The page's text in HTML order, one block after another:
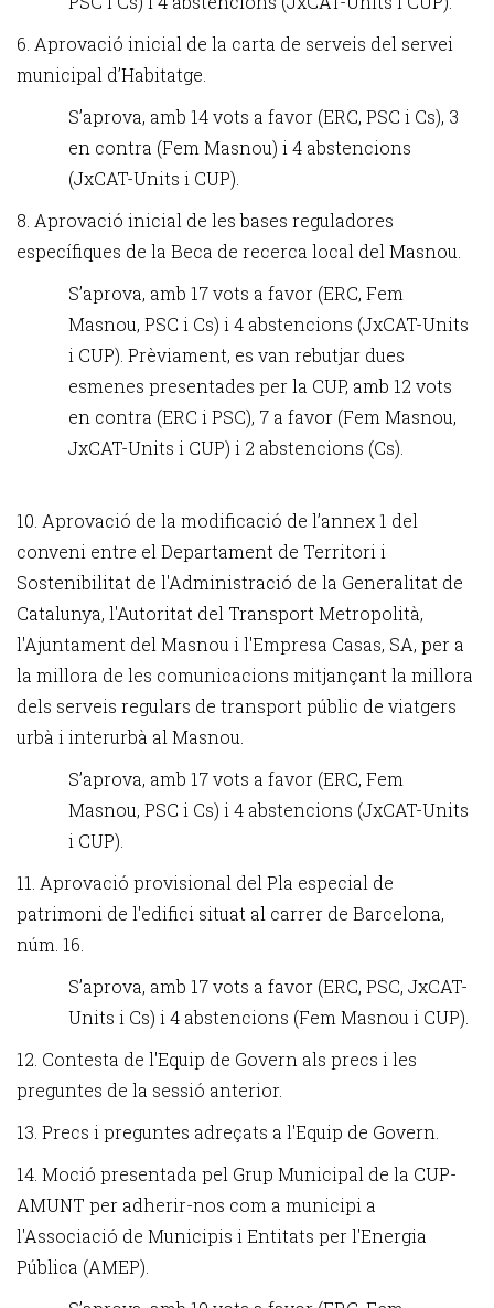
6. Aprovació inicial de la carta de serveis del servei
municipal d’Habitatge.
S’aprova, amb 14 vots a favor (ERC, PSC i Cs), 3
en contra (Fem Masnou) i 4 abstencions
(JxCAT-Units i CUP).
8. Aprovació inicial de les bases reguladores
específiques de la Beca de recerca local del Masnou.
S’aprova, amb 17 vots a favor (ERC, Fem
Masnou, PSC i Cs) i 4 abstencions (JxCAT-Units
i CUP). Prèviament, es van rebutjar dues
esmenes presentades per la CUP, amb 12 vots
en contra (ERC i PSC), 7 a favor (Fem Masnou,
JxCAT-Units i CUP) i 2 abstencions (Cs).
10. Aprovació de la modificació de l’annex 1 del
conveni entre el Departament de Territori i
Sostenibilitat de l'Administració de la Generalitat de
Catalunya, l'Autoritat del Transport Metropolità,
l'Ajuntament del Masnou i l'Empresa Casas, SA, per a
la millora de les comunicacions mitjançant la millora
dels serveis regulars de transport públic de viatgers
urbà i interurbà al Masnou.
S’aprova, amb 17 vots a favor (ERC, Fem
Masnou, PSC i Cs) i 4 abstencions (JxCAT-Units
i CUP).
11. Aprovació provisional del Pla especial de
patrimoni de l'edifici situat al carrer de Barcelona,
núm. 16.
S’aprova, amb 17 vots a favor (ERC, PSC, JxCAT-
Units i Cs) i 4 abstencions (Fem Masnou i CUP).
12. Contesta de l'Equip de Govern als precs i les
preguntes de la sessió anterior.
13. Precs i preguntes adreçats a l'Equip de Govern.
14. Moció presentada pel Grup Municipal de la CUP-
AMUNT per adherir-nos com a municipi a
l'Associació de Municipis i Entitats per l'Energia
Pública (AMEP).